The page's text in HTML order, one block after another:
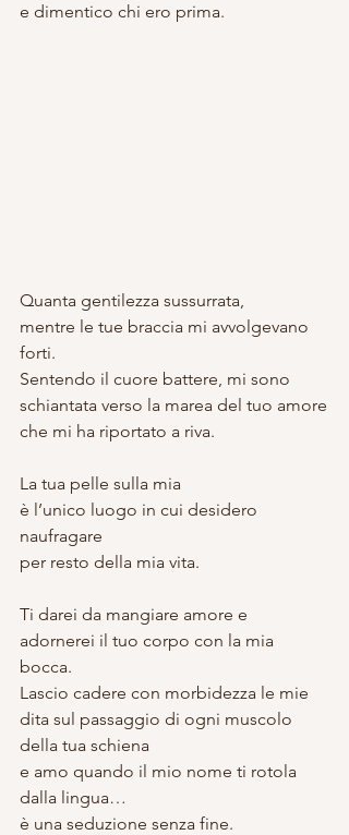
e dimentico chi ero prima.
Quanta gentilezza sussurrata,
mentre le tue braccia mi avvolgevano
forti.
Sentendo il cuore battere, mi sono
schiantata verso la marea del tuo amore
che mi ha riportato a riva.
La tua pelle sulla mia
è l’unico luogo in cui desidero
naufragare
per resto della mia vita.
Ti darei da mangiare amore e
adornerei il tuo corpo con la mia
bocca.
Lascio cadere con morbidezza le mie
dita sul passaggio di ogni muscolo
della tua schiena
e amo quando il mio nome ti rotola
dalla lingua…
è una seduzione senza fine.